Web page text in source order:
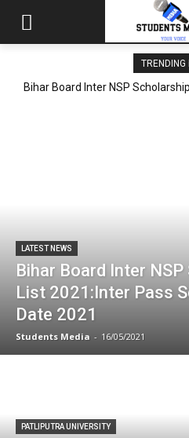
TRENDING
Bihar Board Inter NSP
LATEST NEWS
Bihar Board Inter
List 2021:Inter Pass
Date 2021
Students Media - 16/05/2021
PATLIPUTRA UNIVERSITY